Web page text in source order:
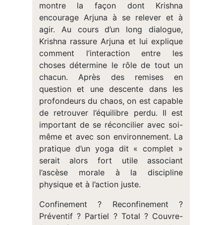
montre la façon dont Krishna
encourage Arjuna à se relever et à
agir. Au cours d’un long dialogue,
Krishna rassure Arjuna et lui explique
comment l’interaction entre les
choses détermine le rôle de tout un
chacun. Après des remises en
question et une descente dans les
profondeurs du chaos, on est capable
de retrouver l’équilibre perdu. Il est
important de se réconcilier avec soi-
même et avec son environnement. La
pratique d’un yoga dit « complet »
serait alors fort utile associant
l’ascèse morale à la discipline
physique et à l’action juste.
Confinement ? Reconfinement ?
Préventif ? Partiel ? Total ? Couvre-